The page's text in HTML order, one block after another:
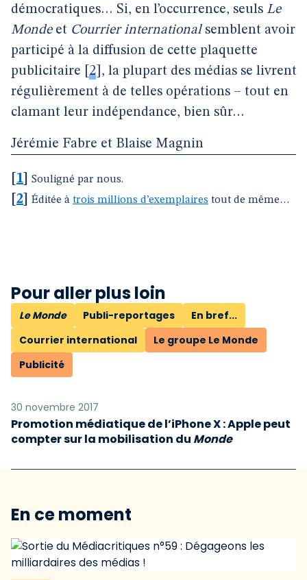
démocratiques… Si, en l’occurrence, seuls Le
Mondeet Courrier internationalsemblent avoir
participé à la diffusion de cette plaquette
publicitaire
2 , la plupart des médias se livrent
régulièrement à de telles opérations – tout en
clamant leur indépendance, bien sûr…
Jérémie Fabre et Blaise Magnin
1 Souligné par nous.
2 Éditée à trois millions d’exemplaires tout de même…
Pour aller plus loin
Le Monde Publi-reportages
En bref...
Courrier international
Le groupe Le Monde
Publicité
30 novembre 2017
Promotion médiatique de l’iPhone X : Apple peut
compter sur la mobilisation du Monde
En ce moment